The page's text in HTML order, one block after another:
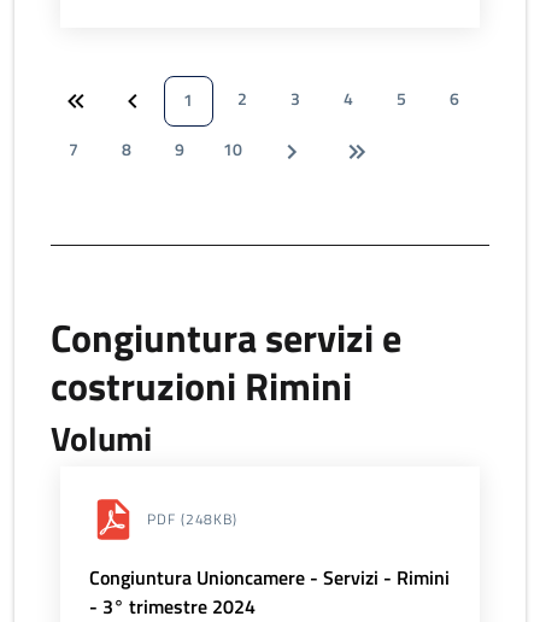
1 2 3 4 5
6
7
8 9 10
Congiuntura servizi e
costruzioni Rimini
Volumi
PDF (248KB)
Congiuntura Unioncamere - Servizi - Rimini
- 3° trimestre 2024